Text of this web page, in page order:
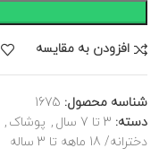
افزودن به مقایسه
شناسه محصول: 1675
دسته: 3 تا 7 سال , پوشاک ,
دخترانه/ 18 ماهه تا 3 ساله